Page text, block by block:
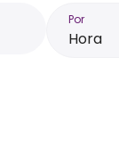
Por
Hora